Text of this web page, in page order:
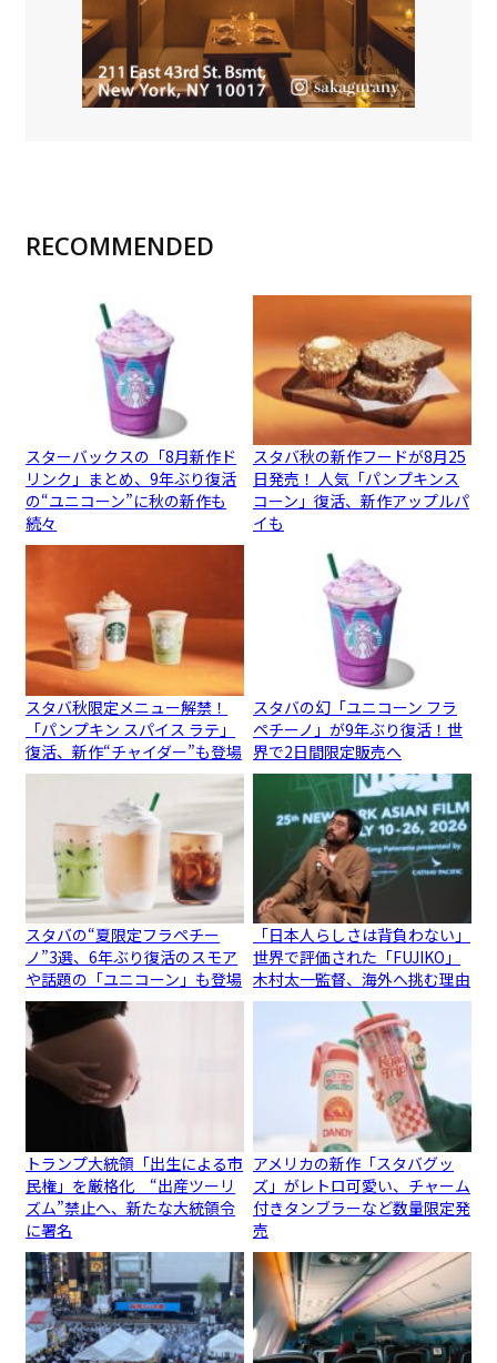
RECOMMENDED
スターバックスの「8月新作ド
リンク」まとめ、9年ぶり復活
の“ユニコーン”に秋の新作も
続々
スタバ秋の新作フードが8月25
日発売！ 人気「パンプキンス
コーン」復活、新作アップルパ
イも
スタバ秋限定メニュー解禁！
「パンプキン スパイス ラテ」
復活、新作“チャイダー”も登場
スタバの幻「ユニコーン フラ
ペチーノ」が9年ぶり復活！世
界で2日間限定販売へ
スタバの“夏限定フラペチー
ノ”3選、6年ぶり復活のスモア
や話題の「ユニコーン」も登場
「日本人らしさは背負わない」
世界で評価された「FUJIKO」
木村太一監督、海外へ挑む理由
トランプ大統領「出生による市
民権」を厳格化 “出産ツーリ
ズム”禁止へ、新たな大統領令
に署名
アメリカの新作「スタバグッ
ズ」がレトロ可愛い、チャーム
付きタンブラーなど数量限定発
売